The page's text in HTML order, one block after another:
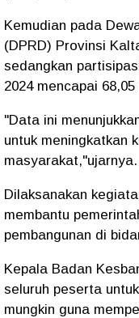
Kemudian pada
(DPRD) Provinsi
sedangkan
2024 mencapai
"Data ini
untuk meningkatkan
masyarakat,"ujarnya.
Dilaksanakan
membantu
pembangunan di
Kepala Badan
seluruh peserta
mungkin guna